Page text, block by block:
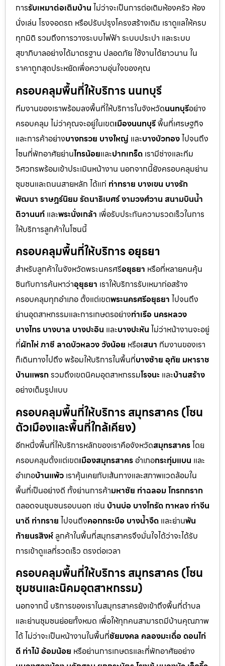
การรับเหมาต่อเติมบ้าน ไม่ว่าจะเป็นการต่อเติมห้องครัว ห้อง
นั่งเล่น โรงจอดรถ หรือปรับปรุงโครงสร้างเดิม เราดูแลให้ครบ
ทุกมิติ รวมถึงการวางระบบไฟฟ้า ระบบประปา และระบบ
สุขาภิบาลอย่างได้มาตรฐาน ปลอดภัย ใช้งานได้ยาวนาน ใน
ราคาถูกสุดประหยัดเพื่อความอุ่นใจของคุณ
ครอบคลุมพื้นที่ให้บริการ นนทบุรี
ทีมงานของเราพร้อมลงพื้นที่ให้บริการในจังหวัดนนทบุรีอย่าง
ครอบคลุม ไม่ว่าคุณจะอยู่ในเขตเมืองนนทบุรีพื้นที่เศรษฐกิจ
และการค้าอย่างบางกรวย บางใหญ่ และบางบัวทองไปจนถึง
โซนที่พักอาศัยย่านไทรน้อยและปากเกร็ด เรามีช่างและทีม
วิศวกรพร้อมเข้าประเมินหน้างาน นอกจากนี้ยังครอบคลุมย่าน
ชุมชนและถนนสายหลัก ได้แก่ ท่าทราย บางเขน บางรัก
พัฒนา ราษฎร์นิยม รัตนาธิเบศร์ งามวงศ์วาน สนามบินน้ำ
ติวานนท์ และพระนั่งเกล้า เพื่อรับประกันความรวดเร็วในการ
ให้บริการลูกค้าในโซนนี้
ครอบคลุมพื้นที่ให้บริการ อยุธยา
สำหรับลูกค้าในจังหวัดพระนครศรีอยุธยา หรือที่หลายคนคุ้น
ชินกับการค้นหาว่าอุยุธยา เราให้บริการรับเหมาก่อสร้าง
ครอบคลุมทุกอำเภอ ตั้งแต่เขตพระนครศรีอยุธยา ไปจนถึง
ย่านอุตสาหกรรมและการเกษตรอย่างท่าเรือ นครหลวง
บางไทร บางบาล บางปะอิน และบางปะหัน ไม่ว่าหน้างานจะอยู่
ที่ผักไห่ ภาชี ลาดบัวหลวง วังน้อย หรือเสนา ทีมงานของเรา
ก็เดินทางไปถึง พร้อมให้บริการในพื้นที่บางซ้าย อุทัย มหาราช
บ้านแพรกรวมถึงเขตนิคมอุตสาหกรรมโรจนะ และบ้านสร้าง
อย่างเต็มรูปแบบ
ครอบคลุมพื้นที่ให้บริการ สมุทรสาคร (โซน
ตัวเมืองและพื้นที่ใกล้เคียง)
อีกหนึ่งพื้นที่ให้บริการหลักของเราคือจังหวัดสมุทรสาครโดย
ครอบคลุมตั้งแต่เขตเมืองสมุทรสาครอำเภอกระทุ่มแบน และ
อำเภอบ้านแพ้ว เราคุ้นเคยกับเส้นทางและสภาพแวดล้อมใน
พื้นที่เป็นอย่างดี ทั้งย่านการค้ามหาชัย ท่าฉลอม โกรกกราก
ตลอดจนชุมชนรอบนอก เช่น บ้านบ่อ บางโทรัด กาหลง ท่าจีน
นาดี ท่าทราย ไปจนถึงคอกกระบือ บางน้ำจืด และย่านพัน
ท้ายนรสิงห์ ลูกค้าในพื้นที่สมุทรสาครจึงมั่นใจได้ว่าจะได้รับ
การเข้าดูแลที่รวดเร็ว ตรงต่อเวลา
ครอบคลุมพื้นที่ให้บริการ สมุทรสาคร (โซน
ชุมชนและนิคมอุตสาหกรรม)
นอกจากนี้ บริการของเราในสมุทรสาครยังเข้าถึงพื้นที่ตำบล
และย่านชุมชนย่อยทั้งหมด เพื่อให้ทุกคนสามารถมีบ้านคุณภาพ
ได้ ไม่ว่าจะเป็นหน้างานในพื้นที่ชัยมงคล คลองมะเดื่อ ดอนไก่
ดี ท่าไม้ อ้อมน้อย หรือย่านการเกษตรและที่พักอาศัยอย่าง